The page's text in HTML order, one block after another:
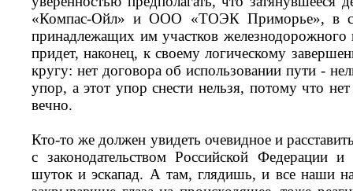
«Компас-Ойл» и ООО «ТОЭК Приморье», в
принадлежащих им участков
придет, наконец, к своему логическому
кругу: нет договора об использовании пути -
упор, а этот упор снести нельзя, потому что
вечно.
Кто-то же должен увидеть очевидное и
с законодательством Российской Федерации
шуток и эскапад. А там, глядишь, и все наши